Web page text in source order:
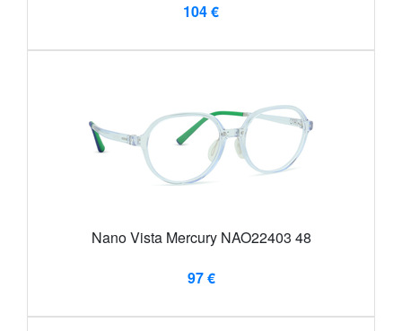
104 €
Nano Vista Mercury NAO22403 48
97 €